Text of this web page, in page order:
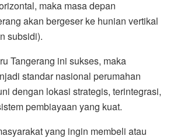
maka masa depan
akan bergeser ke hunian vertikal
subsidi).
Tangerang ini sukses, maka
standar nasional perumahan
dengan lokasi strategis, terintegrasi,
pembiayaan yang kuat.
yang ingin membeli atau